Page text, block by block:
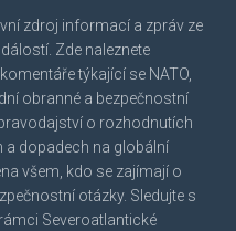
zdroj informací a zpráv ze
Zde naleznete
týkající se NATO,
obranné a bezpečnostní
o rozhodnutích
dopadech na globální
všem, kdo se zajímají o
otázky. Sledujte s
Severoatlantické